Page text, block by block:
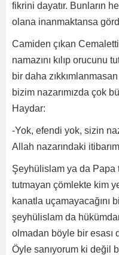
fikrini dayatır. Bunların
olana inanmaktansa
Camiden çıkan
namazını kılıp orucunu
bir daha
bizim nazarımızda çok
Haydar:
-Yok, efendi yok, sizin
Allah nazarındaki
Şeyhülislam ya da Papa
tutmayan çömlekte kim
kanatla uçamayacağını
şeyhülislam da
olmadan böyle bir
Öyle sanıyorum ki değil